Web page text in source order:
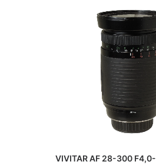
VIVITAR AF 28-300 F4,0-
€59.00